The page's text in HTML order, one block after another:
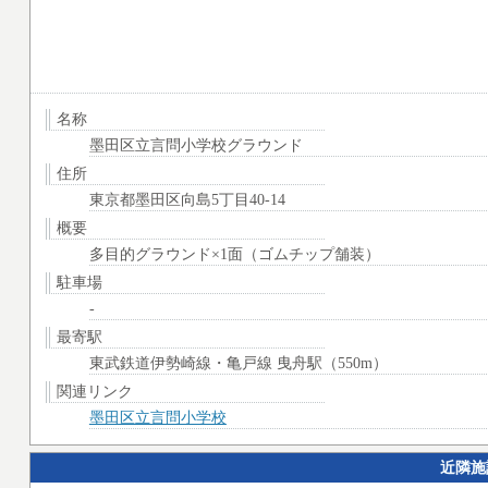
名称
墨田区立言問小学校グラウンド
住所
東京都墨田区向島5丁目40-14
概要
多目的グラウンド×1面（ゴムチップ舗装）
駐車場
-
最寄駅
東武鉄道伊勢崎線・亀戸線 曳舟駅（550m）
関連リンク
墨田区立言問小学校
近隣